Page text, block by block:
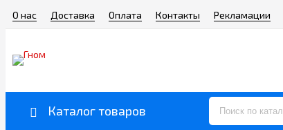
О нас Доставка Оплата Контакты Рекламации
Каталог товаров